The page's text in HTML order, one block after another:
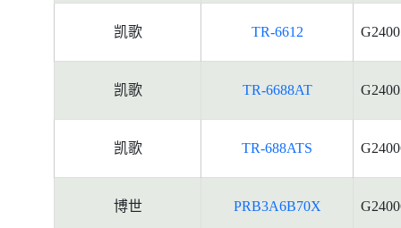
凯歌 TR-6612
凯歌 TR-6688AT
凯歌 TR-688ATS
博世 PRB3A6B70X